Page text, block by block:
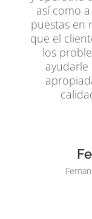
así como
puestas en
que el
los
ayudarle